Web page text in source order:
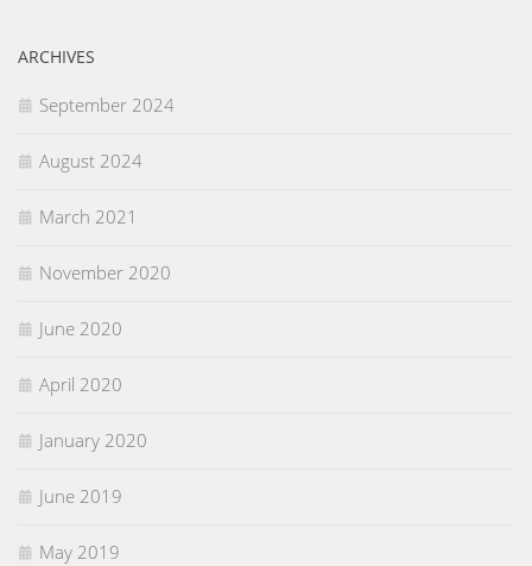
ARCHIVES
September 2024
August 2024
March 2021
November 2020
June 2020
April 2020
January 2020
June 2019
May 2019